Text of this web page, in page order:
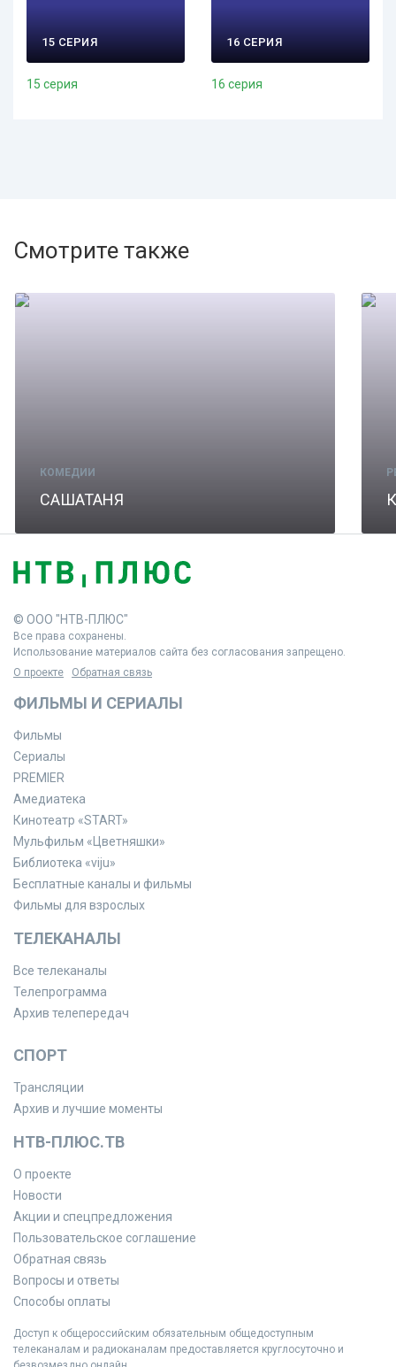
15 СЕРИЯ
15 серия
16 СЕРИЯ
16 серия
Смотрите также
КОМЕДИИ
САШАТАНЯ
© ООО "НТВ-ПЛЮС"
Все права сохранены.
Использование материалов сайта без согласования запрещено.
О проекте
Обратная связь
ФИЛЬМЫ И СЕРИАЛЫ
Фильмы
Сериалы
PREMIER
Амедиатека
Кинотеатр «START»
Мульфильм «Цветняшки»
Библиотека «viju»
Бесплатные каналы и фильмы
Фильмы для взрослых
ТЕЛЕКАНАЛЫ
Все телеканалы
Телепрограмма
Архив телепередач
СПОРТ
Трансляции
Архив и лучшие моменты
НТВ-ПЛЮС.ТВ
О проекте
Новости
Акции и спецпредложения
Пользовательское соглашение
Обратная связь
Вопросы и ответы
Способы оплаты
Доступ к общероссийским обязательным общедоступным
телеканалам и радиоканалам предоставляется круглосуточно и